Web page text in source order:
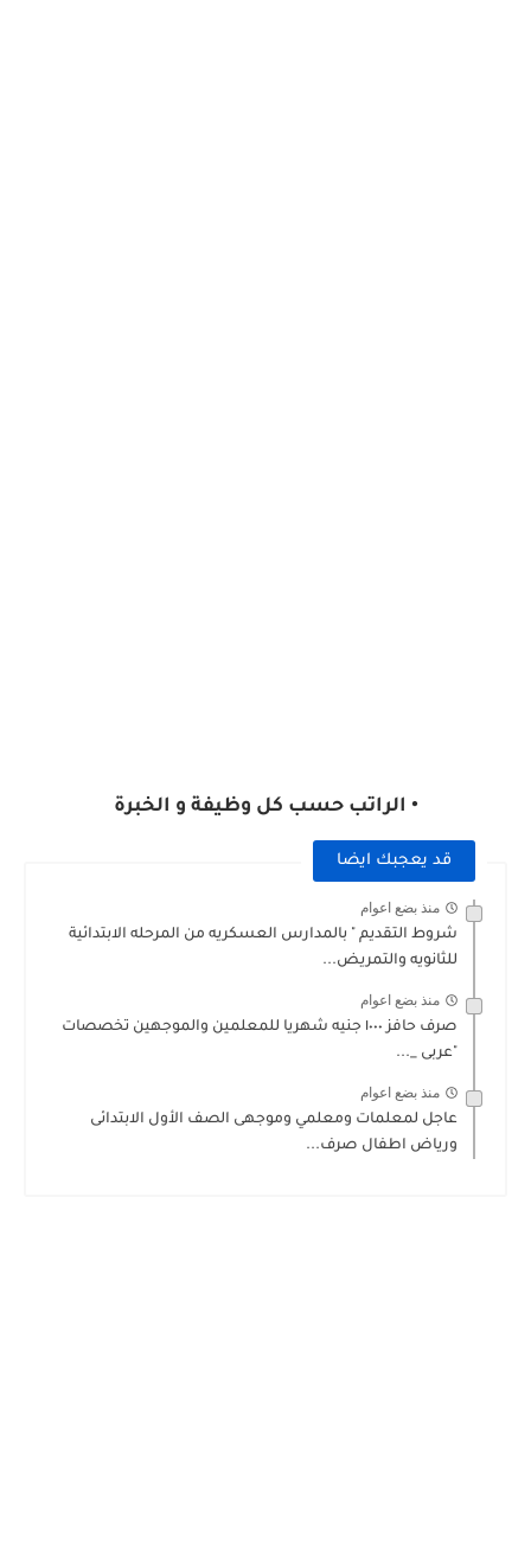
• الراتب حسب كل وظيفة و الخبرة
قد يعجبك ايضا
منذ بضع اعوام
شروط التقديم " بالمدارس العسكريه من المرحله الابتدائية
للثانويه والتمريض...
منذ بضع اعوام
صرف حافز ١٠٠٠ جنيه شهريا للمعلمين والموجهين تخصصات
"عربى _...
منذ بضع اعوام
عاجل لمعلمات ومعلمي وموجهى الصف الأول الابتدائى
ورياض اطفال صرف...